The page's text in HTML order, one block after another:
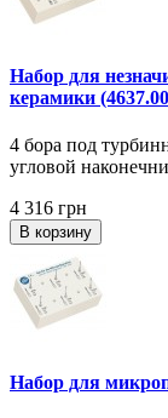
Набор для
керамики
4 бора под
угловой
4 316 грн
В корзину
Набор для